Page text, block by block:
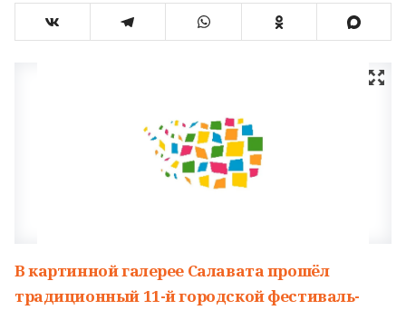
В картинной галерее Салавата прошёл
традиционный 11-й городской фестиваль-